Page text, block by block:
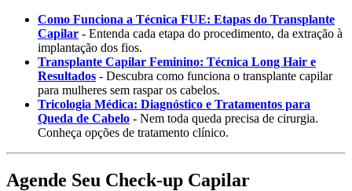
Como Funciona a Técnica FUE: Etapas do Transplante
Capilar - Entenda cada etapa do procedimento, da extração à
implantação dos fios.
Transplante Capilar Feminino: Técnica Long Hair e
Resultados - Descubra como funciona o transplante capilar
para mulheres sem raspar os cabelos.
Tricologia Médica: Diagnóstico e Tratamentos para
Queda de Cabelo - Nem toda queda precisa de cirurgia.
Conheça opções de tratamento clínico.
Agende Seu Check-up Capilar